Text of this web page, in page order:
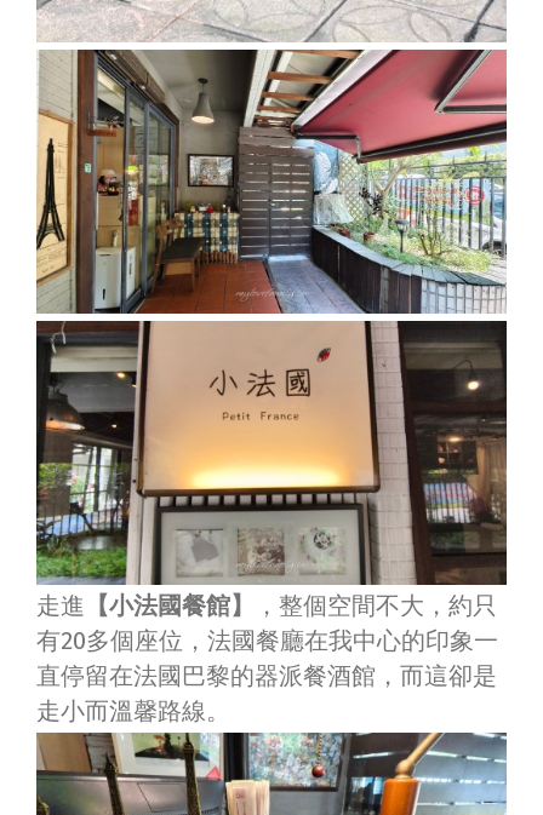
走進 【小法國餐館】
，整個空間不大，約只
有20多個座位，法國餐廳在我中心的印象一
直停留在法國巴黎的器派餐酒館，而這卻是
走小而溫馨路線。